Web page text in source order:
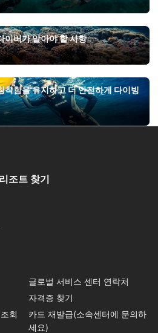
이버가 알아야 할 사항
착함을 유지하고 더 안전하게 다이빙
조트 찾기
글로벌 서비스 센터 연락처
자격증 찾기
회
카드 재발급(소속센터에 문의하
세요)